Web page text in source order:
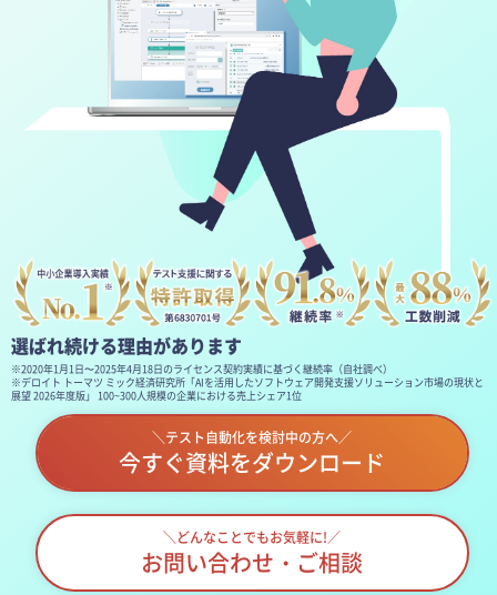
選ばれ続ける理由があります
※2020年1月1日〜2025年4月18日のライセンス契約実績に基づく継続率（自社調べ）
※デロイト トーマツ ミック経済研究所「AIを活用したソフトウェア開発支援ソリューション市場の現状と
展望 2026年度版」 100~300人規模の企業における売上シェア1位
＼テスト自動化を検討中の方へ／
今すぐ資料をダウンロード
＼どんなことでもお気軽に!／
お問い合わせ・ご相談